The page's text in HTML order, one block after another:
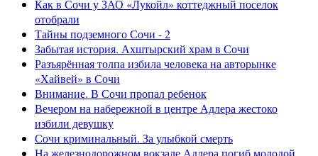
Как в Сочи у ЗАО «Лукойл» коттеджный поселок
отобрали
Тайны подземного Сочи - 2
Забытая история. Ахштырский храм в Сочи
Разъярённая толпа избила человека на авторынке
«Хайвей» в Сочи
Внимание. В Сочи пропал ребенок
Вечером на набережной в центре Адлера жестоко
избили девушку
Сочи криминальный. За улыбкой смерть
На железнодорожном вокзале Адлера погиб молодой